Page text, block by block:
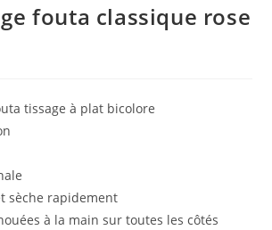
fouta classique rose
tissage à plat bicolore
sèche rapidement
à la main sur toutes les côtés